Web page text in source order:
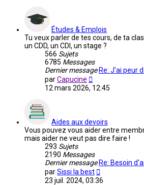
Études & Emplois
Tu veux parler de tes cours, de ta
un CDD, un CDI, un stage ?
566 Sujets
6785 Messages
Dernier messageRe: J'ai peur
parCapucine
le
12 mars 2026, 12:45
Aides aux devoirs
Vous pouvez vous aider entre
mais aider ne veut pas dire faire !
293 Sujets
2190 Messages
Dernier messageRe: Besoin
parSissi la best
le
23 juil. 2024, 03:36